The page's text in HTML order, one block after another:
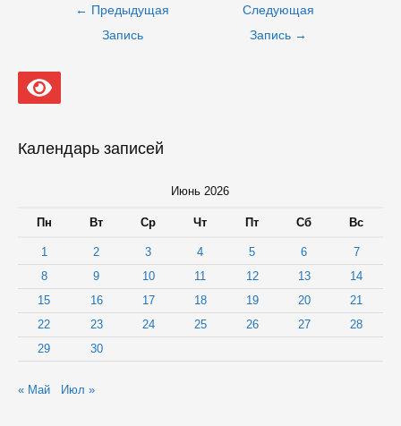
Навигация
← Предыдущая
Запись
Следующая
Запись →
Календарь записей
Июнь 2026
Пн Вт Ср Чт Пт Сб Вс
1 2 3 4 5 6
7
8
9 10 11 12 13
14
15
16 17 18 19 20
21
22
23 24 25 26 27
28
29
30
« Май Июл »